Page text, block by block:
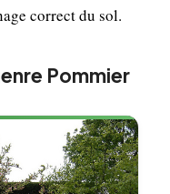
correct du sol.
Pommier